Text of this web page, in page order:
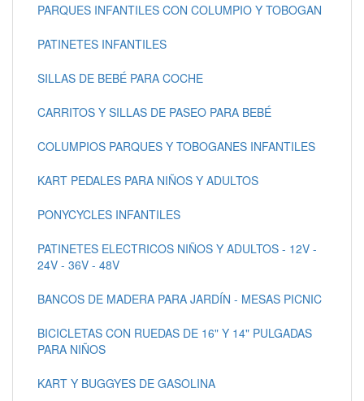
PARQUES INFANTILES CON COLUMPIO Y TOBOGAN
PATINETES INFANTILES
SILLAS DE BEBÉ PARA COCHE
CARRITOS Y SILLAS DE PASEO PARA BEBÉ
COLUMPIOS PARQUES Y TOBOGANES INFANTILES
KART PEDALES PARA NIÑOS Y ADULTOS
PONYCYCLES INFANTILES
PATINETES ELECTRICOS NIÑOS Y ADULTOS - 12V -
24V - 36V - 48V
BANCOS DE MADERA PARA JARDÍN - MESAS PICNIC
BICICLETAS CON RUEDAS DE 16" Y 14" PULGADAS
PARA NIÑOS
KART Y BUGGYES DE GASOLINA